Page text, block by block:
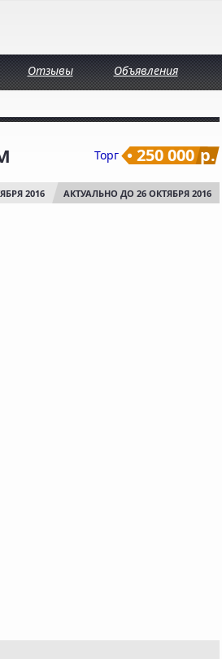
Отзывы Объявления
Торг 250 000 р.
2016 АКТУАЛЬНО ДО 26 ОКТЯБРЯ 2016